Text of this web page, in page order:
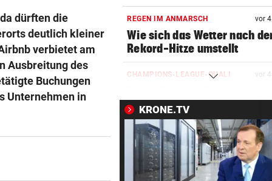
dürften die
deutlich kleiner
verbietet am
Ausbreitung des
Buchungen
Unternehmen in
REGEN IM ANMARSCH vor
Wie sich das Wetter nach
Rekord-Hitze umstellt
CHAMPIONS-LEAGUE-QUALI vor
Istanbul ohne Chance
MIT BOJE GEFUNDEN vor 4
Pensionistin starb beim
Schwimmen im Wallersee
KRONE.TV